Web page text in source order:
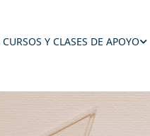
CURSOS Y CLASES DE APOYO